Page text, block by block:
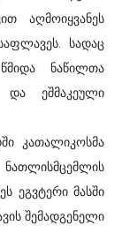
აღმოიყვანეს
სადაც
ნაწილთა
და ეშმაკეული
ეგვტერი მასში
შემადგენელი